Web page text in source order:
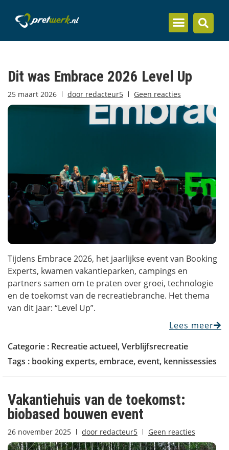
Dit was Embrace 2026 Level Up
25 maart 2026 door redacteur5 Geen reacties
Tijdens Embrace 2026, het jaarlijkse event van Booking
Experts, kwamen vakantieparken, campings en
partners samen om te praten over groei, technologie
en de toekomst van de recreatiebranche. Het thema
van dit jaar: “Level Up”.
Lees meer
Categorie : Recreatie actueel, Verblijfsrecreatie
Tags : booking experts, embrace, event, kennissessies
Vakantiehuis van de toekomst:
biobased bouwen event
26 november 2025 door redacteur5 Geen reacties